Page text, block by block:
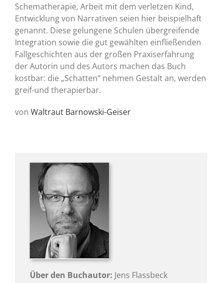
Schematherapie, Arbeit mit dem verletzen Kind,
Entwicklung von Narrativen seien hier beispielhaft
genannt. Diese gelungene Schulen übergreifende
Integration sowie die gut gewählten einfließenden
Fallgeschichten aus der großen Praxiserfahrung
der Autorin und des Autors machen das Buch
kostbar: die „Schatten“ nehmen Gestalt an, werden
greif-und therapierbar.
von Waltraut Barnowski-Geiser
Über den Buchautor: Jens Flassbeck